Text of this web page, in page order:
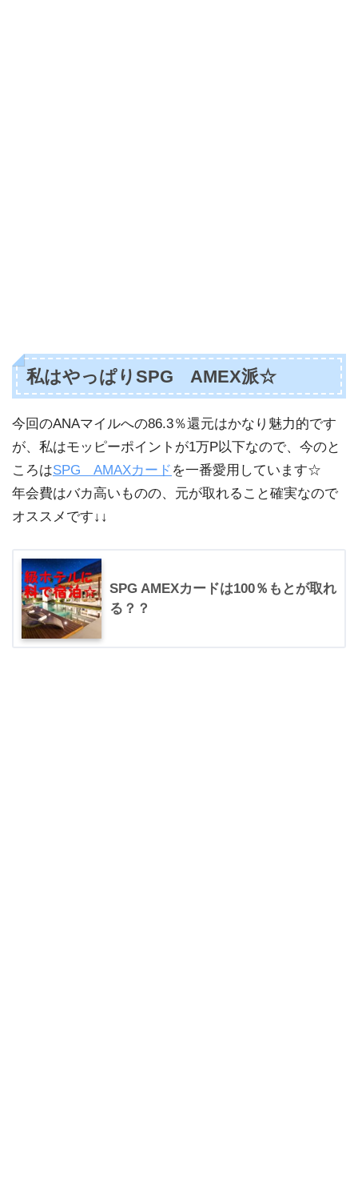
私はやっぱりSPG AMEX派☆
今回のANAマイルへの86.3％還元はかなり魅力的です
が、私はモッピーポイントが1万P以下なので、今のと
ころはSPG AMAXカード を一番愛用しています☆
年会費はバカ高いものの、元が取れること確実なので
オススメです↓↓
SPG AMEXカードは100％もとが取れ
る？？